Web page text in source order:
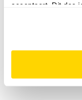
accepteert. Dit doe
website niet